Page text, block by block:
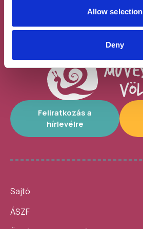
Allow selection
Deny
Feliratkozás a
hírlevélre
Sajtó
ÁSZF